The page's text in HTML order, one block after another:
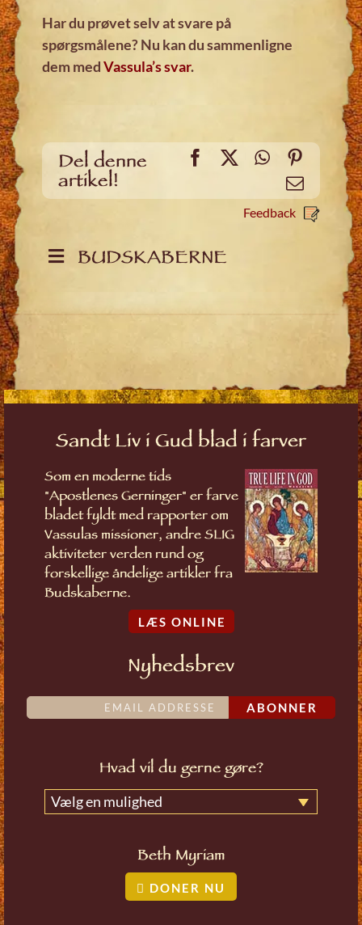
Har du prøvet selv at svare på
spørgsmålene? Nu kan du sammenligne
dem medVassula’s svar.
Del denne
artikel!
Facebook
X WhatsApp
Email
Feedback
BUDSKABERNE
Sandt Liv i Gud blad i farver
Som en moderne tids
"Apostlenes Gerninger" er farve
bladet fyldt med rapporter om
Vassulas missioner, andre SLIG
aktiviteter verden rund og
forskellige åndelige artikler fra
Budskaberne.
LÆS ONLINE
Nyhedsbrev
ABONNER
Hvad vil du gerne gøre?
Vælg en mulighed
Beth Myriam
DONER NU